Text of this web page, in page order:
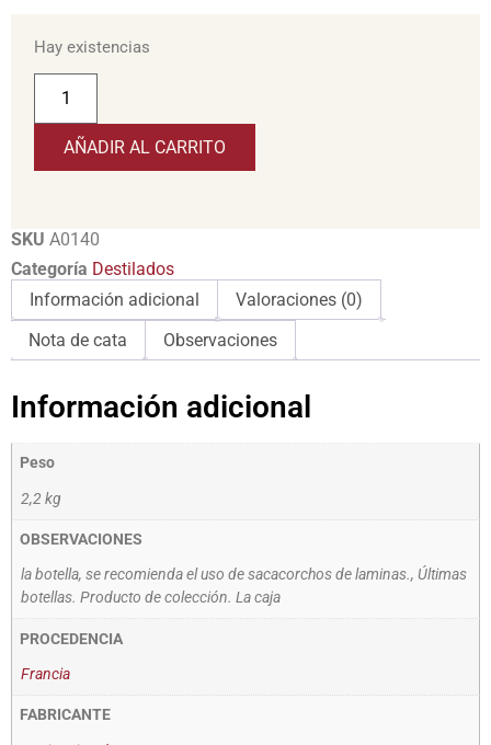
Hay existencias
AÑADIR AL CARRITO
SKU A0140
Categoría Destilados
Información adicional
Valoraciones (0)
Nota de cata
Observaciones
Información adicional
Peso
2,2 kg
OBSERVACIONES
la botella, se recomienda el uso de sacacorchos de laminas., Últimas
botellas. Producto de colección. La caja
PROCEDENCIA
Francia
FABRICANTE